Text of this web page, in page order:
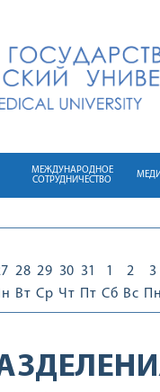
МЕЖДУНАРОДНОЕ
СОТРУДНИЧЕСТВО
28
Вт
29
Ср
30
Чт
31
Пт
1
Сб
2
Вс
3